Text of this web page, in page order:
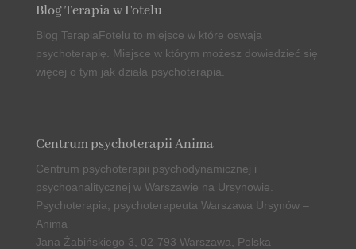
Blog Terapia w Fotelu
Blog TerapiaFotelu to miejsce w które oswaja
psychoterapię. Miejsce w którym możesz dowiedzieć się
więcej o tym jak działa psychoterapia.
Centrum psychoterapii Anima
Centrum psychoterapii psychodynamicznej i
psychoanalitycznej w Warszawie na Ursynowie
Psychoterapia, psychoterapeuta Warszawa Ursynów –
Anima
Jana Żabińskiego 3, 02-793 Warszawa, Polska